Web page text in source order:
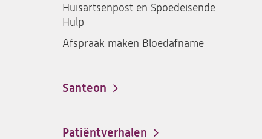
FacebookInstagramLinkedIn
Huisartsenpost en Spoedeisende
Hulp
Afspraak maken Bloedafname
Santeon
(opent
een
Patiëntverhalen